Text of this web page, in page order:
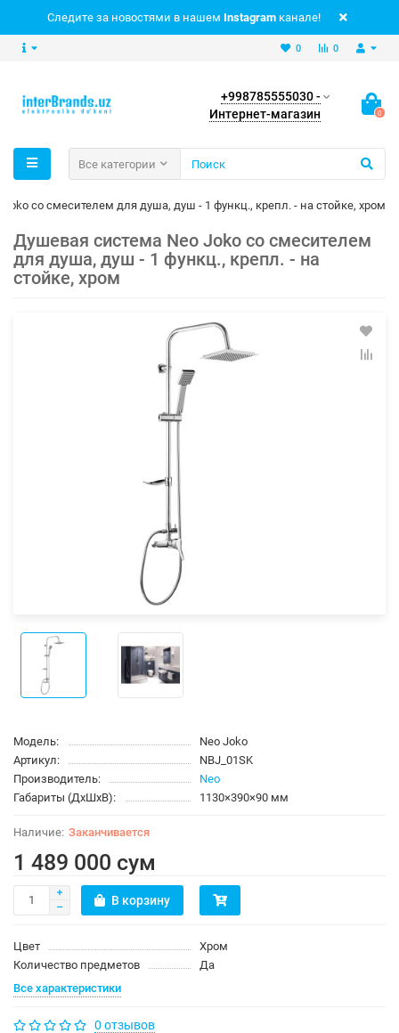
Следите за новостями в нашем Instagram канале!
0
0
+998785555030 -
Интернет-магазин
0
Все категории
со смесителем для душа, душ - 1 функц., крепл. - на стойке, хром
Душевая система Neo Joko со смесителем
для душа, душ - 1 функц., крепл. - на
стойке, хром
Модель:
Neo Joko
Артикул:
NBJ_01SK
Производитель:
Neo
Габариты (ДхШхВ):
1130×390×90 мм
Заканчивается
1 489 000 сум
В корзину
Цвет
Хром
Количество предметов
Да
Все характеристики
0 отзывов